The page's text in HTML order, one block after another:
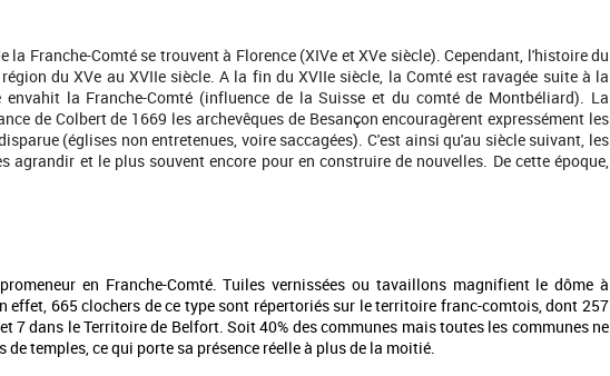
la Franche-Comté se trouvent à Florence (XIVe et XVe siècle). Cependant, l'histoire du
du XVe au XVIIe siècle. A la fin du XVIIe siècle, la Comté est ravagée suite à la
la Franche-Comté (influence de la Suisse et du comté de Montbéliard). La
de Colbert de 1669 les archevêques de Besançon encouragèrent expressément les
(églises non entretenues, voire saccagées). C'est ainsi qu'au siècle suivant, les
et le plus souvent encore pour en construire de nouvelles. De cette époque,
en Franche-Comté. Tuiles vernissées ou tavaillons magnifient le dôme à
effet, 665 clochers de ce type sont répertoriés sur le territoire franc-comtois, dont 257
7 dans le Territoire de Belfort. Soit 40% des communes mais toutes les communes ne
temples, ce qui porte sa présence réelle à plus de la moitié.